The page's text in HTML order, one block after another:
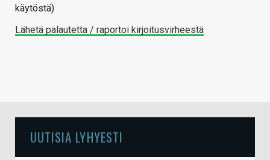
käytöstä)
Lähetä palautetta / raportoi kirjoitusvirheestä
UUTISIA LYHYESTI